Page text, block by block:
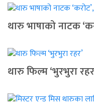
थारु भाषाको नाटक
थारु फिल्म ‘भुरभुरा